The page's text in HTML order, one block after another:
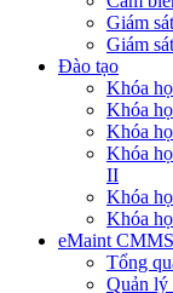
Giám
Giám
Đào tạo
Khóa
Khóa
Khóa
Khóa
II
Khóa
Khóa
eMaint CMMS
Tổng
Quản lý